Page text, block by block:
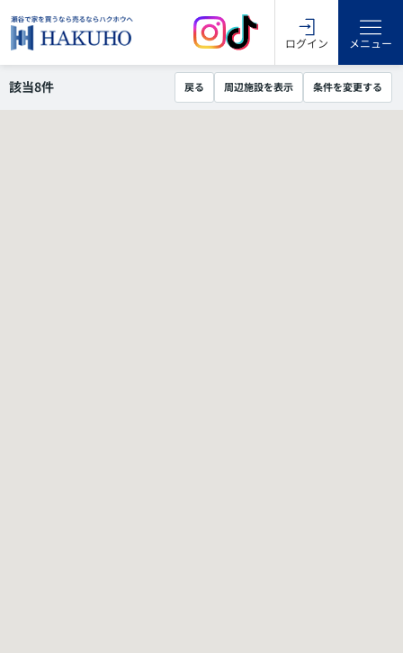
ログイン メニュー
該当8件 戻る 周辺施設を表示 条件を変更する